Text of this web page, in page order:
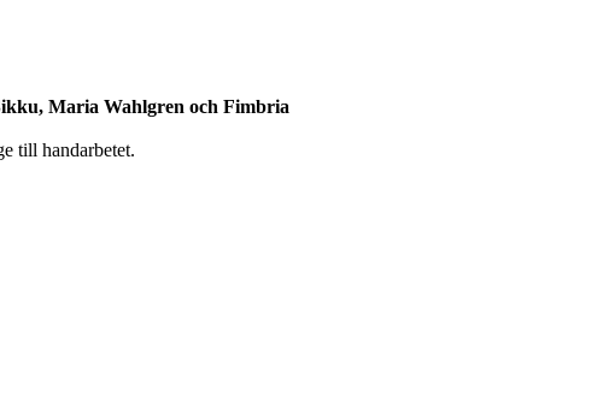
Maria Wahlgren och Fimbria
till handarbetet.